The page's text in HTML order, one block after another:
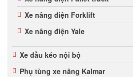
Xe nâng điện Forklift
Xe nâng điện Yale
Xe đầu kéo nội bộ
Phụ tùng xe nâng Kalmar